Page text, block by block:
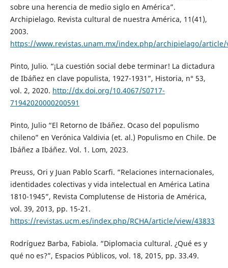
sobre una herencia de medio siglo en América”.
Archipielago. Revista cultural de nuestra América, 11(41),
2003.
https://www.revistas.unam.mx/index.php/archipielago/article/
Pinto, Julio. “¡La cuestión social debe terminar! La dictadura
de Ibáñez en clave populista, 1927-1931”, Historia, n° 53,
vol. 2, 2020. http://dx.doi.org/10.4067/S0717-
71942020000200591
Pinto, Julio “El Retorno de Ibáñez. Ocaso del populismo
chileno” en Verónica Valdivia (et. al.) Populismo en Chile. De
Ibáñez a Ibáñez. Vol. 1. Lom, 2023.
Preuss, Ori y Juan Pablo Scarfi. “Relaciones internacionales,
identidades colectivas y vida intelectual en América Latina
1810-1945”, Revista Complutense de Historia de América,
vol. 39, 2013, pp. 15-21.
https://revistas.ucm.es/index.php/RCHA/article/view/43833
Rodríguez Barba, Fabiola. “Diplomacia cultural. ¿Qué es y
qué no es?”, Espacios Públicos, vol. 18, 2015, pp. 33.49.